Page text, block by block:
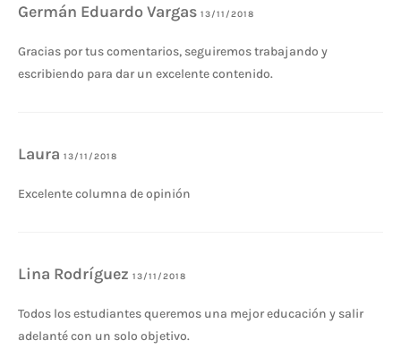
Germán Eduardo Vargas 13/11/2018
Gracias por tus comentarios, seguiremos trabajando y
escribiendo para dar un excelente contenido.
Laura 13/11/2018
Excelente columna de opinión
Lina Rodríguez 13/11/2018
Todos los estudiantes queremos una mejor educación y salir
adelanté con un solo objetivo.